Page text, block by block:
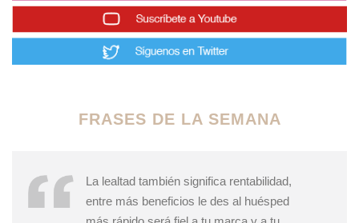
FRASES DE LA SEMANA
La lealtad también significa rentabilidad,
entre más beneficios le des al huésped